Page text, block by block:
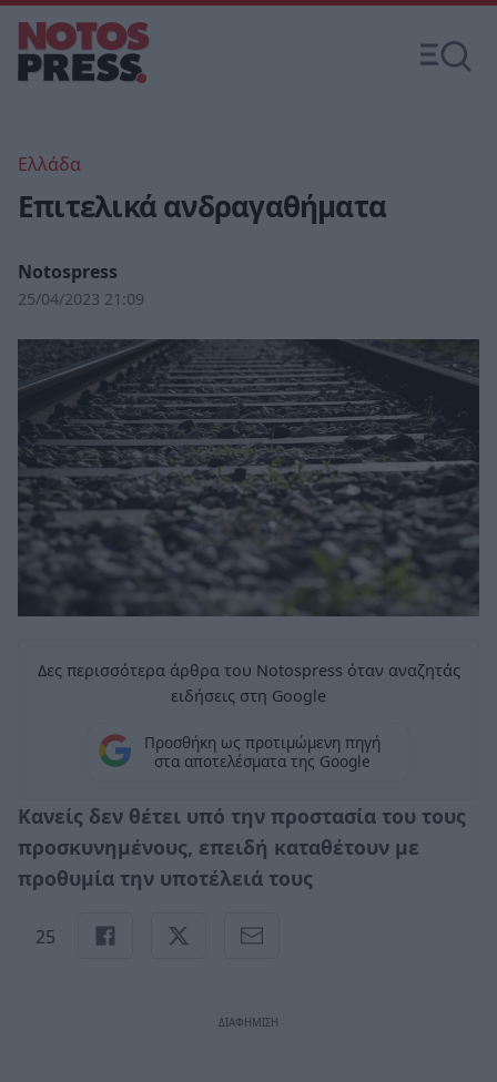
Ελλάδα
Επιτελικά ανδραγαθήματα
Notospress
25/04/2023 21:09
Δες περισσότερα άρθρα του Notospress όταν αναζητάς
ειδήσεις στη Google
Προσθήκη ως προτιμώμενη πηγή
στα αποτελέσματα της Google
Κανείς δεν θέτει υπό την προστασία του τους
προσκυνημένους, επειδή καταθέτουν με
προθυμία την υποτέλειά τους
25